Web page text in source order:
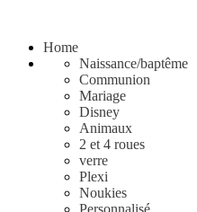
Home
Naissance/baptême
Communion
Mariage
Disney
Animaux
2 et 4 roues
verre
Plexi
Noukies
Personnalisé